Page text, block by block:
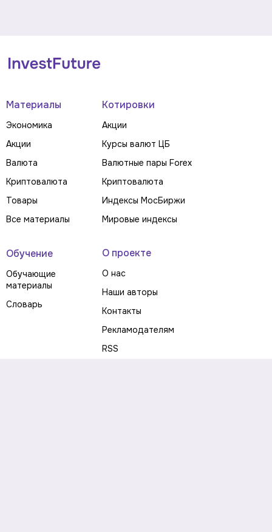
Материалы
Экономика
Акции
Валюта
Криптовалюта
Товары
Все материалы
Котировки
Акции
Курсы валют ЦБ
Валютные пары Forex
Криптовалюта
Индексы МосБиржи
Мировые индексы
Обучение
Обучающие
материалы
Словарь
О проекте
О нас
Наши авторы
Контакты
Рекламодателям
RSS